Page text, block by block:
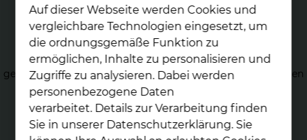
His­to­lo­gie
Gewebekundliche Aufarbeitung von allen zur Einsendung
gelangenden Gewebetypen entsprechend der Fragestellungen
und aktuellen Richtlinien.
Auf dieser Webseite werden Cookies und
vergleichbare Technologien eingesetzt, um
die ordnungsgemäße Funktion zu
ermöglichen, Inhalte zu personalisieren und
Zugriffe zu analysieren. Dabei werden
personenbezogene Daten
verarbeitet. Details zur Verarbeitung finden
Sie in unserer Datenschutzerklärung. Sie